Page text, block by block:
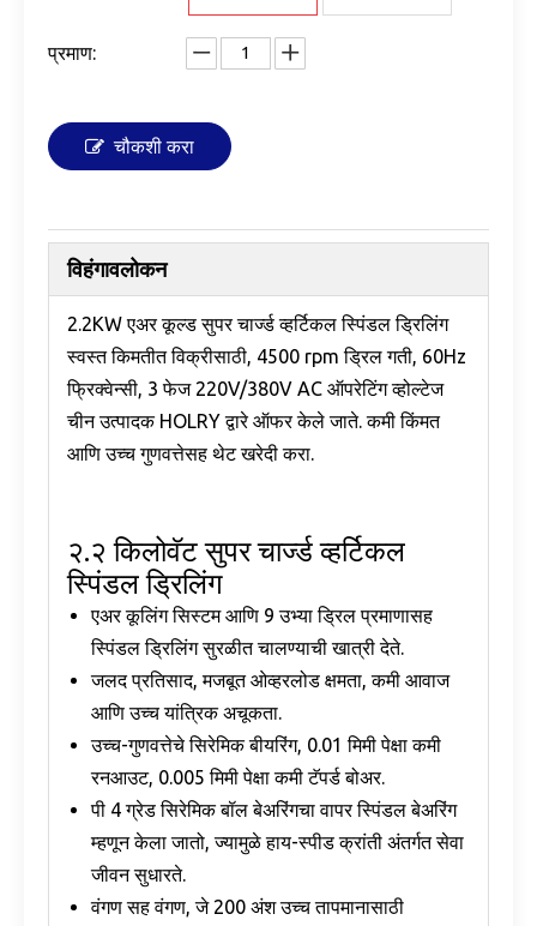
प्रमाण:
चौकशी करा
विहंगावलोकन
2.2KW एअर कूल्ड सुपर चार्ज्ड व्हर्टिकल स्पिंडल ड्रिलिंग
स्वस्त किमतीत विक्रीसाठी, 4500 rpm ड्रिल गती, 60Hz
फ्रिक्वेन्सी, 3 फेज 220V/380V AC ऑपरेटिंग व्होल्टेज
चीन उत्पादक HOLRY द्वारे ऑफर केले जाते. कमी किंमत
आणि उच्च गुणवत्तेसह थेट खरेदी करा.
२.२ किलोवॅट सुपर चार्ज्ड व्हर्टिकल
स्पिंडल ड्रिलिंग
एअर कूलिंग सिस्टम आणि 9 उभ्या ड्रिल प्रमाणासह
स्पिंडल ड्रिलिंग सुरळीत चालण्याची खात्री देते.
जलद प्रतिसाद, मजबूत ओव्हरलोड क्षमता, कमी आवाज
आणि उच्च यांत्रिक अचूकता.
उच्च-गुणवत्तेचे सिरेमिक बीयरिंग, 0.01 मिमी पेक्षा कमी
रनआउट, 0.005 मिमी पेक्षा कमी टॅपर्ड बोअर.
पी 4 ग्रेड सिरेमिक बॉल बेअरिंगचा वापर स्पिंडल बेअरिंग
म्हणून केला जातो, ज्यामुळे हाय-स्पीड क्रांती अंतर्गत सेवा
जीवन सुधारते.
वंगण सह वंगण, जे 200 अंश उच्च तापमानासाठी